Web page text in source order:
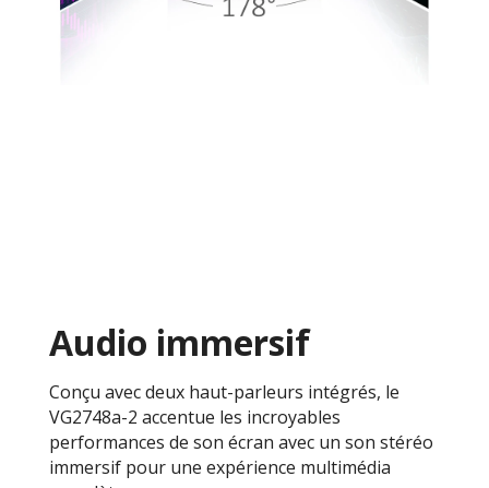
Audio immersif
Conçu avec deux haut-parleurs intégrés, le
VG2748a-2 accentue les incroyables
performances de son écran avec un son stéréo
immersif pour une expérience multimédia